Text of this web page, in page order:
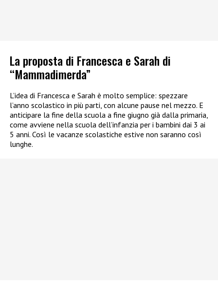
La proposta di Francesca e Sarah di
“Mammadimerda”
L’idea di Francesca e Sarah è molto semplice: spezzare
l’anno scolastico in più parti, con alcune pause nel mezzo. E
anticipare la fine della scuola a fine giugno già dalla primaria,
come avviene nella scuola dell’infanzia per i bambini dai 3 ai
5 anni. Così le vacanze scolastiche estive non saranno così
lunghe.